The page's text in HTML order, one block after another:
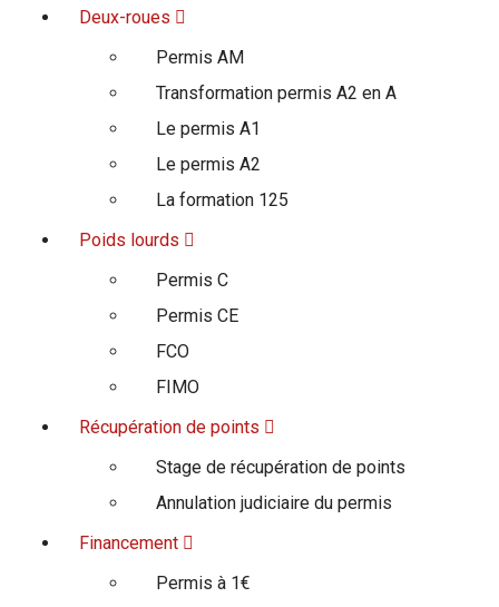
Deux-roues
Permis AM
Transformation permis A2 en A
Le permis A1
Le permis A2
La formation 125
Poids lourds
Permis C
Permis CE
FCO
FIMO
Récupération de points
Stage de récupération de points
Annulation judiciaire du permis
Financement
Permis à 1€